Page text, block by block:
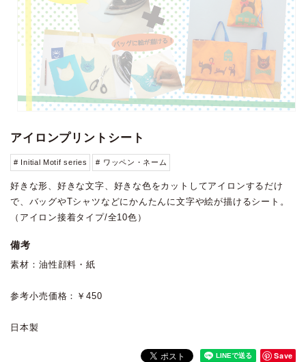
アイロンプリントシート
# Initial Motif series # ワッペン・ネーム
好きな形、好きな文字、好きな色をカットしてアイロンするだけ
で、バッグやTシャツなどにかんたんに文字や絵が描けるシート。
（アイロン接着タイプ/全10色）
備考
素材：油性顔料・紙
参考小売価格：￥450
日本製
Save